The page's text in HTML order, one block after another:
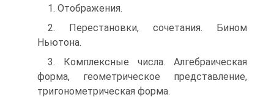
1. Отображения.
2. Перестановки, сочетания. Бином
Ньютона.
3. Комплексные числа. Алгебраическая
форма, геометрическое представление,
тригонометрическая форма.